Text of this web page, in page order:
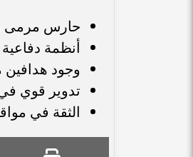
حارس مرمى
أنظمة
وجود هدافين
تدوير قوي في
الثقة في